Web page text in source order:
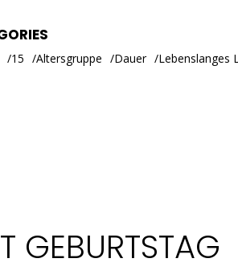
15 Altersgruppe Dauer Lebenslanges
GEBURTSTAG